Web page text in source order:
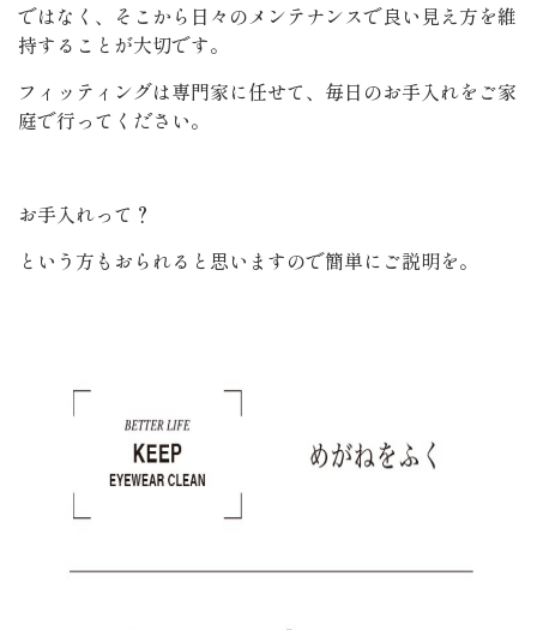
ではなく、そこから日々のメンテナンスで良い見え方を維
持することが大切です。
フィッティングは専門家に任せて、毎日のお手入れをご家
庭で行ってください。
お手入れって？
という方もおられると思いますので簡単にご説明を。